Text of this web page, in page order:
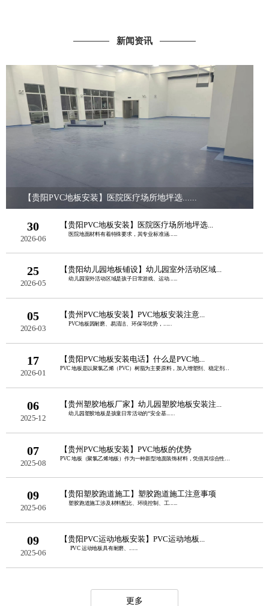
新闻资讯
【贵阳PVC地板安装】医院医疗场所地坪选......
30
2026-06
【贵阳PVC地板安装】医院医疗场所地坪选...
医院地面材料有着特殊要求，其专业标准涵......
25
2026-05
【贵阳幼儿园地板铺设】幼儿园室外活动区域...
幼儿园室外活动区域是孩子日常游戏、运动......
05
2026-03
【贵州PVC地板安装】PVC地板安装注意...
PVC地板因耐磨、易清洁、环保等优势，......
17
2026-01
【贵阳PVC地板安装电话】什么是PVC地...
PVC 地板是以聚氯乙烯（PVC）树脂为主要原料，加入增塑剂、稳定剂、填料等辅料......
06
2025-12
【贵州塑胶地板厂家】幼儿园塑胶地板安装注...
幼儿园塑胶地板是孩童日常活动的“安全基......
07
2025-08
【贵州PVC地板安装】PVC地板的优势
09
2025-06
【贵阳塑胶跑道施工】塑胶跑道施工注意事项
塑胶跑道施工涉及材料配比、环境控制、工......
09
2025-06
【贵阳PVC运动地板安装】PVC运动地板...
PVC 运动地板具有耐磨、......
更多